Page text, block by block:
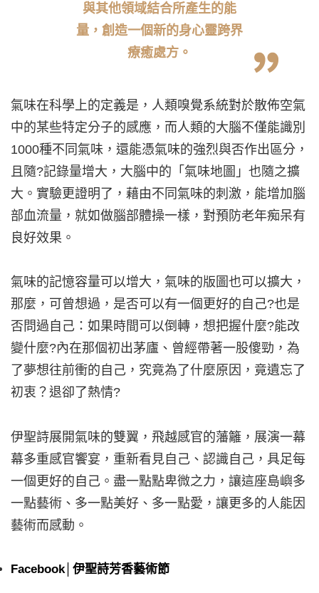
與其他領域結合所產生的能
量，創造一個新的身心靈跨界
療癒處方。
氣味在科學上的定義是，人類嗅覺系統對於散佈空氣
中的某些特定分子的感應，而人類的大腦不僅能識別
1000種不同氣味，還能憑氣味的強烈與否作出區分，
且隨?記錄量增大，大腦中的「氣味地圖」也隨之擴
大。實驗更證明了，藉由不同氣味的刺激，能增加腦
部血流量，就如做腦部體操一樣，對預防老年痴呆有
良好效果。
氣味的記憶容量可以增大，氣味的版圖也可以擴大，
那麼，可曾想過，是否可以有一個更好的自己?也是
否問過自己：如果時間可以倒轉，想把握什麼?能改
變什麼?內在那個初出茅廬、曾經帶著一股傻勁，為
了夢想往前衝的自己，究竟為了什麼原因，竟遺忘了
初衷？退卻了熱情?
伊聖詩展開氣味的雙翼，飛越感官的藩籬，展演一幕
幕多重感官饗宴，重新看見自己、認識自己，具足每
一個更好的自己。盡一點點卑微之力，讓這座島嶼多
一點藝術、多一點美好、多一點愛，讓更多的人能因
藝術而感動。
Facebook│伊聖詩芳香藝術節